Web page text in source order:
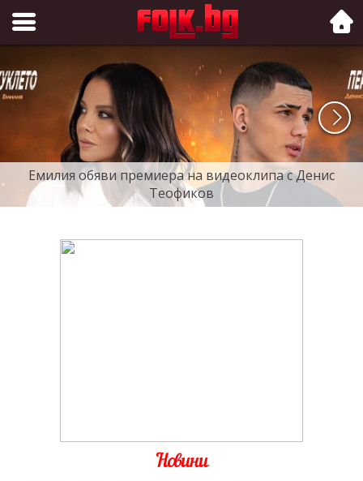
Folk.bg
Емилия обяви премиера на видеоклипа с Денис
Теофиков
Новини